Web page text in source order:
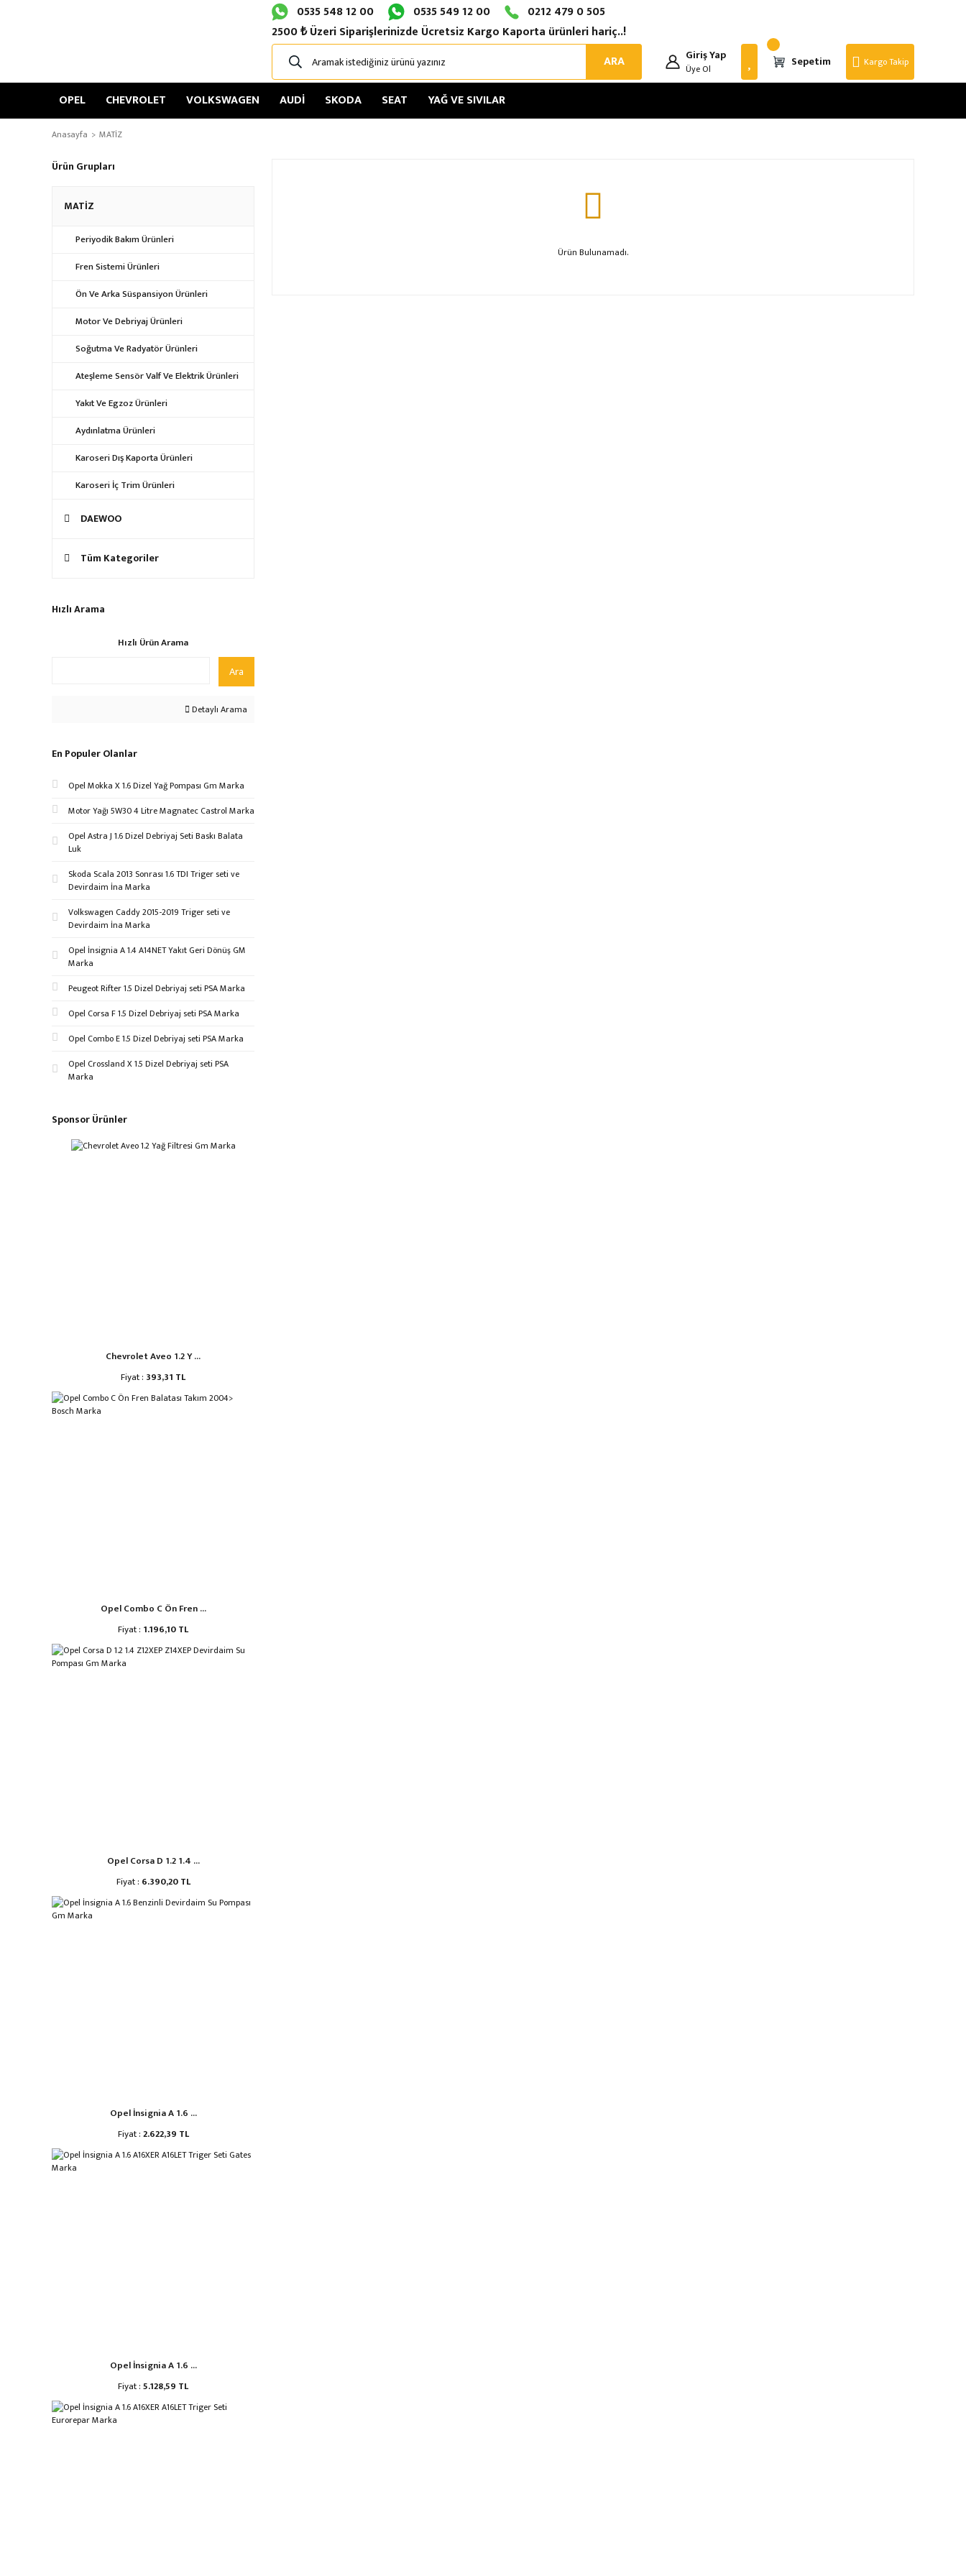
0535 548 12 00 0535 549 12 00
0212 479 0 505
2500 ₺ Üzeri Siparişlerinizde Ücretsiz Kargo Kaporta ürünleri hariç..!
ARA
Giriş Yap
Üye Ol Sepetim Kargo Takip
OPEL CHEVROLET VOLKSWAGEN AUDİ SKODA SEAT YAĞ VE SIVILAR
Anasayfa MATİZ
Ürün Grupları
MATİZ
Periyodik Bakım Ürünleri
Fren Sistemi Ürünleri
Ön Ve Arka Süspansiyon Ürünleri
Motor Ve Debriyaj Ürünleri
Soğutma Ve Radyatör Ürünleri
Ateşleme Sensör Valf Ve Elektrik Ürünleri
Yakıt Ve Egzoz Ürünleri
Aydınlatma Ürünleri
Karoseri Dış Kaporta Ürünleri
Karoseri İç Trim Ürünleri
DAEWOO
Tüm Kategoriler
Hızlı Arama
Hızlı Ürün Arama
Ara
Detaylı Arama
En Populer Olanlar
Opel Mokka X 1.6 Dizel Yağ Pompası Gm Marka
Motor Yağı 5W30 4 Litre Magnatec Castrol Marka
Opel Astra J 1.6 Dizel Debriyaj Seti Baskı Balata
Luk
Skoda Scala 2013 Sonrası 1.6 TDI Triger seti ve
Devirdaim İna Marka
Volkswagen Caddy 2015-2019 Triger seti ve
Devirdaim İna Marka
Opel İnsignia A 1.4 A14NET Yakıt Geri Dönüş GM
Marka
Peugeot Rifter 1.5 Dizel Debriyaj seti PSA Marka
Opel Corsa F 1.5 Dizel Debriyaj seti PSA Marka
Opel Combo E 1.5 Dizel Debriyaj seti PSA Marka
Opel Crossland X 1.5 Dizel Debriyaj seti PSA
Marka
Sponsor Ürünler
Chevrolet Aveo 1.2 Y ...
Fiyat : 393,31 TL
Opel Combo C Ön Fren ...
Fiyat : 1.196,10 TL
Opel Corsa D 1.2 1.4 ...
Fiyat : 6.390,20 TL
Opel İnsignia A 1.6 ...
Fiyat :2.622,39 TL
Opel İnsignia A 1.6 ...
Fiyat :5.128,59 TL
Ürün Bulunamadı.